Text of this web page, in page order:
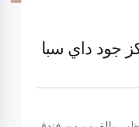
جود داي سبا